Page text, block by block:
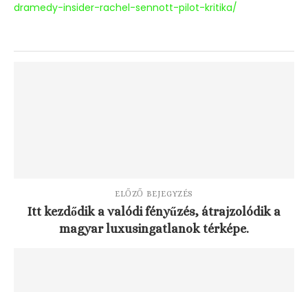
dramedy-insider-rachel-sennott-pilot-kritika/
ELŐZŐ BEJEGYZÉS
Itt kezdődik a valódi fényűzés, átrajzolódik a
magyar luxusingatlanok térképe.